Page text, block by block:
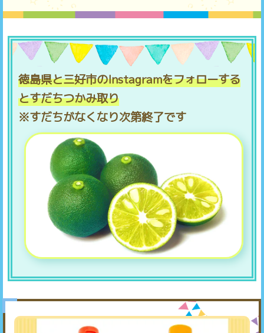
徳島県と三好市のInstagramをフォローする
とすだちつかみ取り
※すだちがなくなり次第終了です